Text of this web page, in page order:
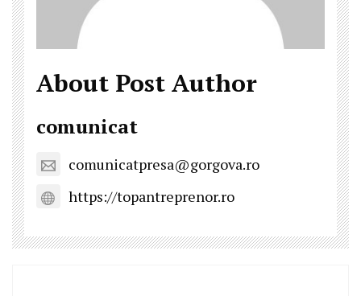
About Post Author
comunicat
comunicatpresa@gorgova.ro
https://topantreprenor.ro